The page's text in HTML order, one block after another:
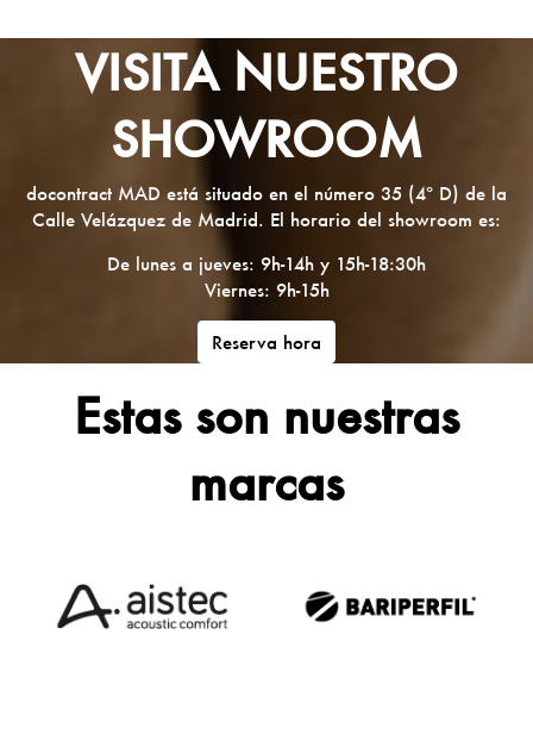
VISITA NUESTRO
SHOWROOM
docontract MAD está situado en el número 35 (4º D) de la
Calle Velázquez de Madrid. El horario del showroom es:
De lunes a jueves: 9h-14h y 15h-18:30h
Viernes: 9h-15h
Reserva hora
Estas son nuestras
marcas